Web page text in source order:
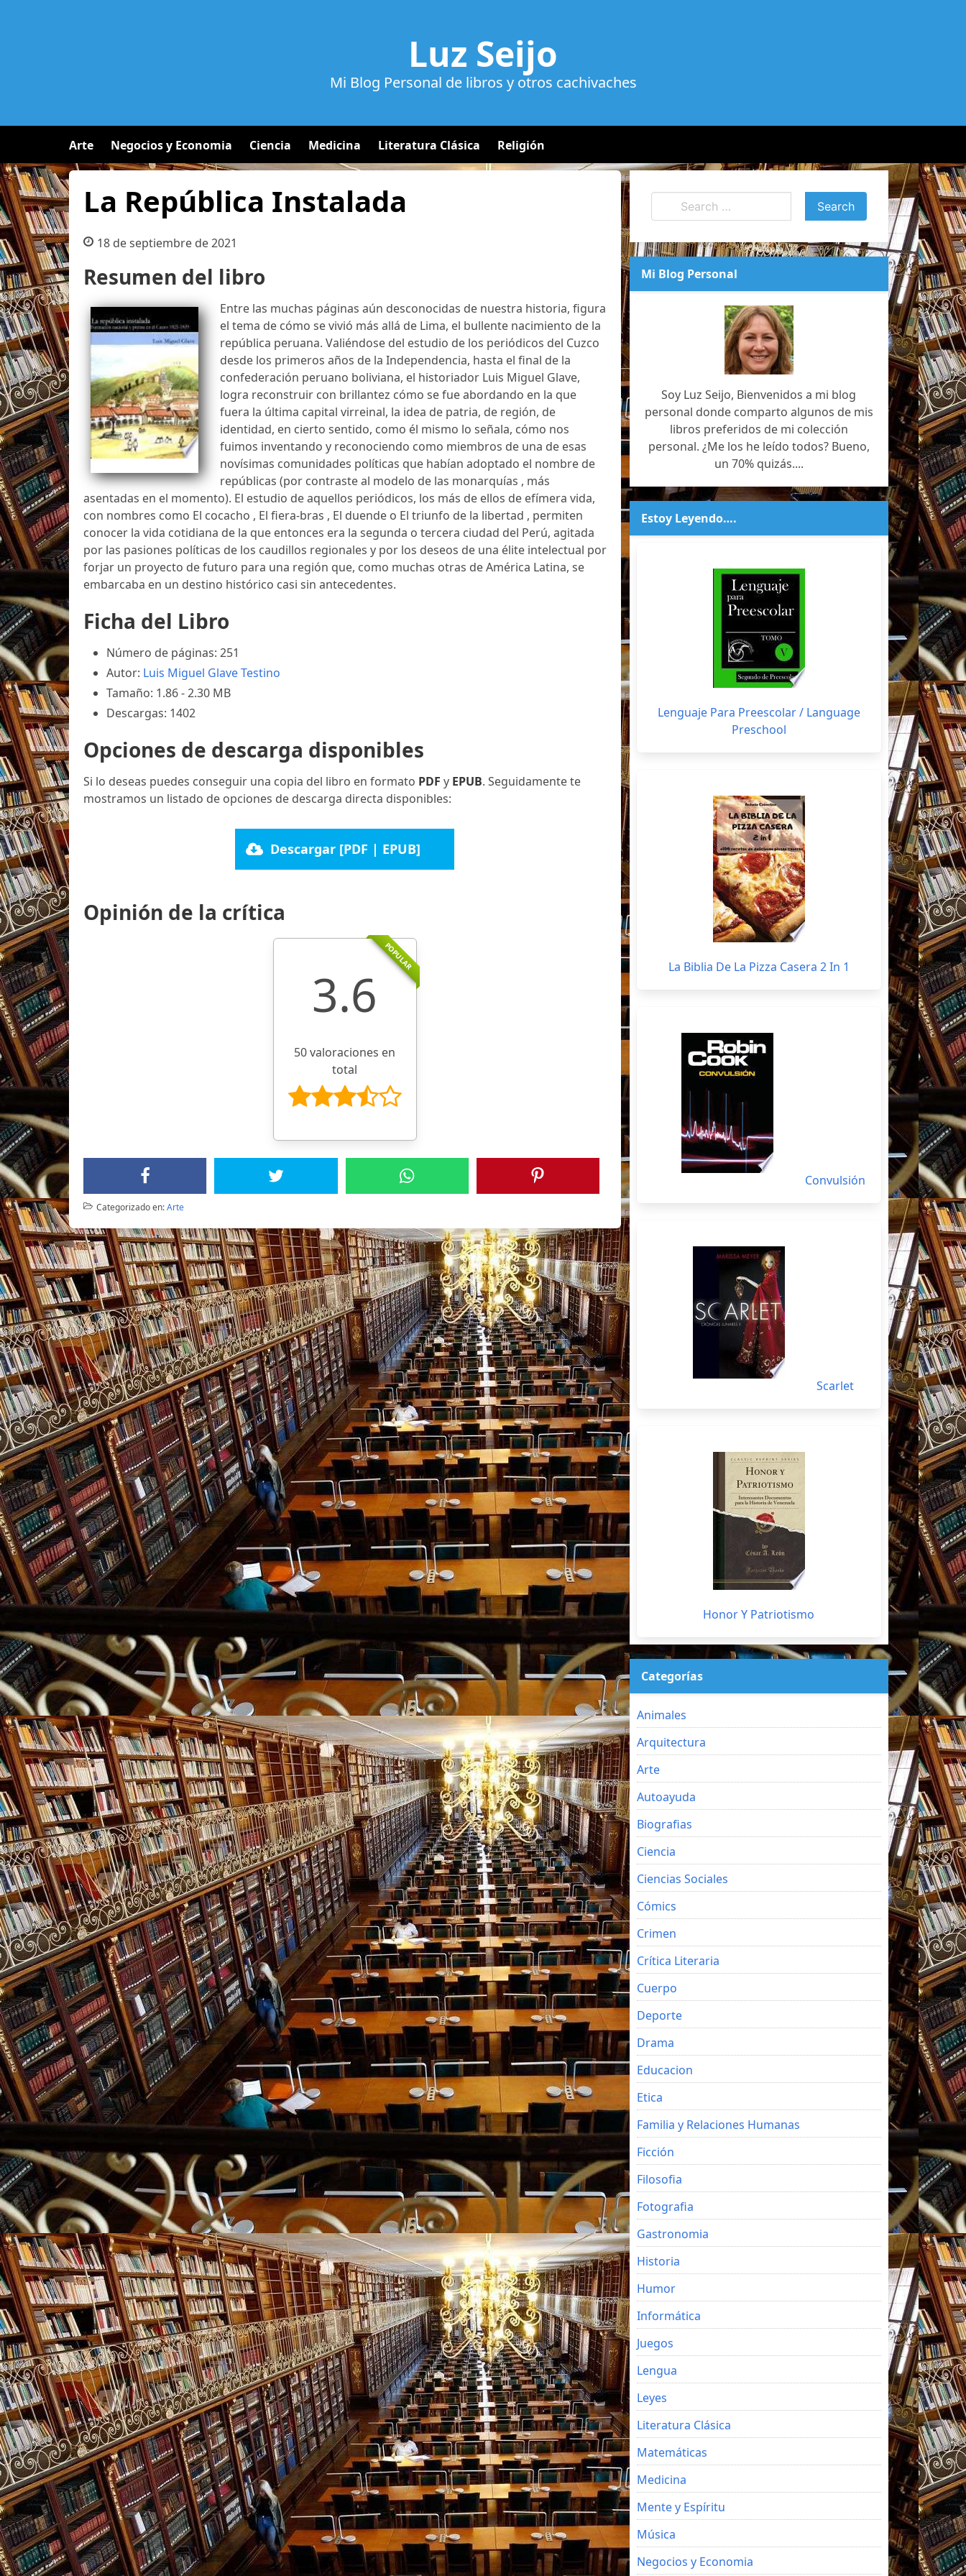
Luz Seijo
Mi Blog Personal de libros y otros cachivaches
Arte Negocios y Economia Ciencia Medicina Literatura Clásica Religión
La República Instalada
18 de septiembre de 2021
Resumen del libro
Entre las muchas páginas aún desconocidas de nuestra historia, figura
el tema de cómo se vivió más allá de Lima, el bullente nacimiento de la
república peruana. Valiéndose del estudio de los periódicos del Cuzco
desde los primeros años de la Independencia, hasta el final de la
confederación peruano boliviana, el historiador Luis Miguel Glave,
logra reconstruir con brillantez cómo se fue abordando en la que
fuera la última capital virreinal, la idea de patria, de región, de
identidad, en cierto sentido, como él mismo lo señala, cómo nos
fuimos inventando y reconociendo como miembros de una de esas
novísimas comunidades políticas que habían adoptado el nombre de
repúblicas (por contraste al modelo de las monarquías , más
asentadas en el momento). El estudio de aquellos periódicos, los más de ellos de efímera vida,
con nombres como El cocacho , El fiera-bras , El duende o El triunfo de la libertad , permiten
conocer la vida cotidiana de la que entonces era la segunda o tercera ciudad del Perú, agitada
por las pasiones políticas de los caudillos regionales y por los deseos de una élite intelectual por
forjar un proyecto de futuro para una región que, como muchas otras de América Latina, se
embarcaba en un destino histórico casi sin antecedentes.
Ficha del Libro
Número de páginas: 251
Autor: Luis Miguel Glave Testino
Tamaño: 1.86 - 2.30 MB
Descargas: 1402
Opciones de descarga disponibles
Si lo deseas puedes conseguir una copia del libro en formato PDF y EPUB. Seguidamente te
mostramos un listado de opciones de descarga directa disponibles:
Descargar [PDF | EPUB]
Opinión de la crítica
POPULAR
3.6
50 valoraciones en
total
Categorizado en:Arte
Mi Blog Personal
Soy Luz Seijo, Bienvenidos a mi blog
personal donde comparto algunos de mis
libros preferidos de mi colección
personal. ¿Me los he leído todos? Bueno,
un 70% quizás....
Estoy Leyendo….
Lenguaje Para Preescolar / Language
Preschool
La Biblia De La Pizza Casera 2 In 1
Convulsión
Scarlet
Honor Y Patriotismo
Categorías
Animales
Arquitectura
Arte
Autoayuda
Biografias
Ciencia
Ciencias Sociales
Cómics
Crimen
Crítica Literaria
Cuerpo
Deporte
Drama
Educacion
Etica
Familia y Relaciones Humanas
Ficción
Filosofia
Fotografia
Gastronomia
Historia
Humor
Informática
Juegos
Lengua
Leyes
Literatura Clásica
Matemáticas
Medicina
Mente y Espíritu
Música
Negocios y Economia